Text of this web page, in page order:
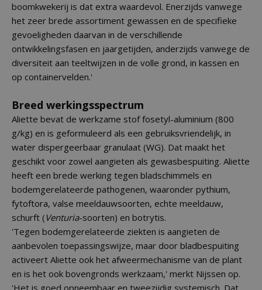
boomkwekerij is dat extra waardevol. Enerzijds vanwege
het zeer brede assortiment gewassen en de specifieke
gevoeligheden daarvan in de verschillende
ontwikkelingsfasen en jaargetijden, anderzijds vanwege de
diversiteit aan teeltwijzen in de volle grond, in kassen en
op containervelden.'
Breed werkingsspectrum
Aliette bevat de werkzame stof fosetyl-aluminium (800
g/kg) en is geformuleerd als een gebruiksvriendelijk, in
water dispergeerbaar granulaat (WG). Dat maakt het
geschikt voor zowel aangieten als gewasbespuiting. Aliette
heeft een brede werking tegen bladschimmels en
bodemgerelateerde pathogenen, waaronder pythium,
fytoftora, valse meeldauwsoorten, echte meeldauw,
schurft (Venturia-soorten) en botrytis.
'Tegen bodemgerelateerde ziekten is aangieten de
aanbevolen toepassingswijze, maar door bladbespuiting
activeert Aliette ook het afweermechanisme van de plant
en is het ook bovengronds werkzaam,' merkt Nijssen op.
'Het is goed opneembaar en tweezijdig systemisch. Dat